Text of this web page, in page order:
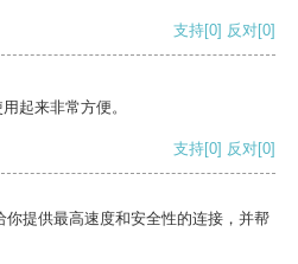
支持[0] 反对[0]
起来非常方便。
支持[0] 反对[0]
提供最高速度和安全性的连接，并帮